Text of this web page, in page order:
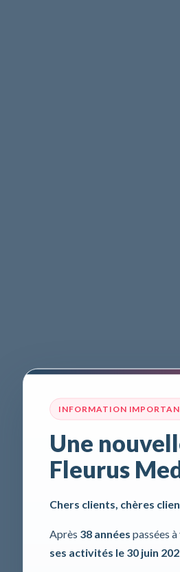
INFORMATION
Une
Fleurus
Chers clients, chères
Après 38 années passées
ses activités le 30 juin